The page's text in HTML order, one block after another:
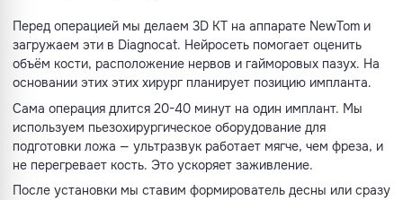
Перед операцией мы делаем 3D КТ на аппарате NewTom и
загружаем эти в Diagnocat. Нейросеть помогает оценить
объём кости, расположение нервов и гайморовых пазух. На
основании этих этих хирург планирует позицию импланта.
Сама операция длится 20-40 минут на один имплант. Мы
используем пьезохирургическое оборудование для
подготовки ложа — ультразвук работает мягче, чем фреза, и
не перегревает кость. Это ускоряет заживление.
После установки мы ставим формирователь десны или сразу